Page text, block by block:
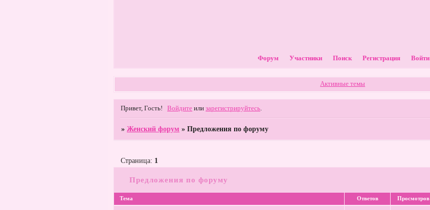
Форум Участники Поиск Регистрация Войти
Активные темы
Привет, Гость! Войдите илизарегистрируйтесь
»Женский форум »Предложения по форуму
Предложения по форуму
Страница: 1
Тема Ответов Просмотров